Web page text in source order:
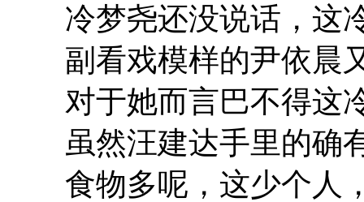
冷梦尧还没说话，这
副看戏模样的尹依晨
对于她而言巴不得这
虽然汪建达手里的确
食物多呢，这少个人